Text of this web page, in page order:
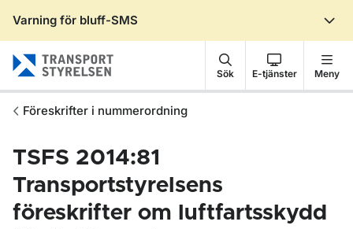
Varning för bluff-SMS
Sök E-tjänster Meny
Föreskrifter i nummerordning
TSFS 2014:81
Transportstyrelsens
föreskrifter om luftfartsskydd